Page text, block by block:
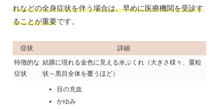
れなどの全身症状を伴う場合は、早めに医療機関を受診す
ることが重要です。
症状
詳細
特徴的な
症状
結膜に現れる金色に見える水ぶくれ（大きさ様々、粟粒
状～黒目全体を覆うほど）
目の充血
かゆみ